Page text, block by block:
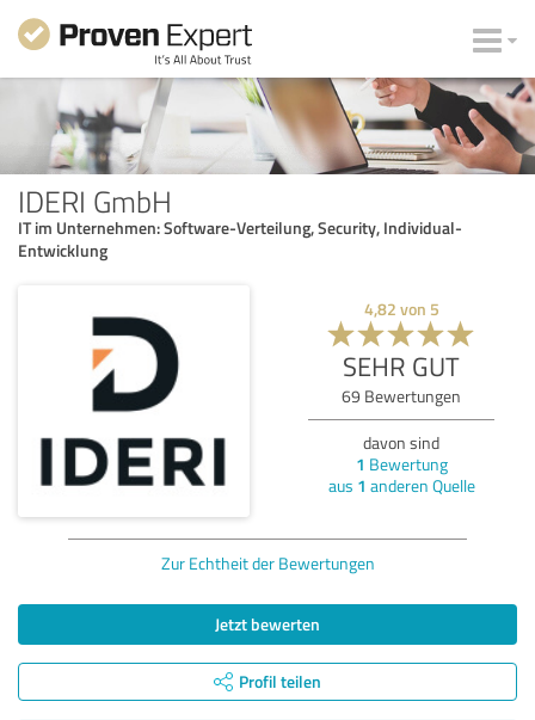
IDERI GmbH
IT im Unternehmen: Software-Verteilung, Security, Individual-
Entwicklung
4,82 von 5
SEHR GUT
69 Bewertungen
davon sind
1 Bewertung
aus 1 anderen Quelle
Zur Echtheit der Bewertungen
Jetzt bewerten
Profil teilen